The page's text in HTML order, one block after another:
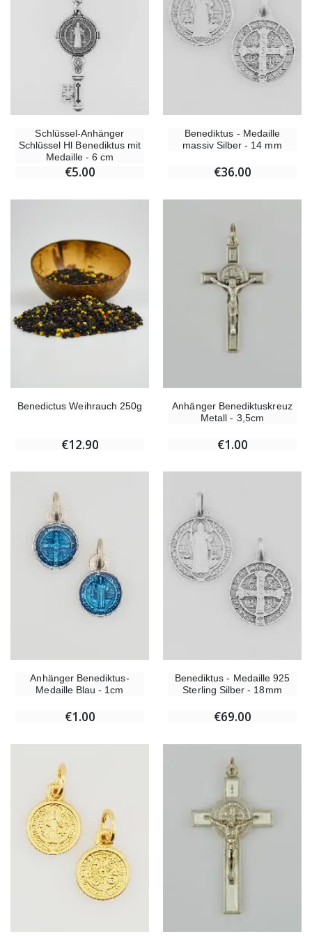
Schlüssel-Anhänger
Schlüssel Hl Benediktus mit
Medaille - 6 cm
€5.00
Benediktus - Medaille
massiv Silber - 14 mm
€36.00
Benedictus Weihrauch 250g
€12.90
Anhänger Benediktuskreuz
Metall - 3,5cm
€1.00
Anhänger Benediktus-
Medaille Blau - 1cm
€1.00
Benediktus - Medaille 925
Sterling Silber - 18mm
€69.00